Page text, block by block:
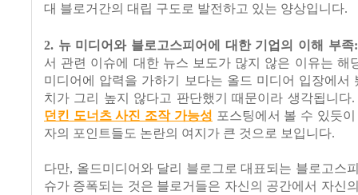
대 블로거간의 대립 구도로 발전하고 있는 양상입니다.
2. 뉴 미디어와 블로고스피어에 대한 기업의 이해 부족:
서 관련 이슈에 대한 뉴스 보도가 많지 않은 이유는 해
미디어에 압력을 가하기 보다는 올드 미디어 입장에서
치가 그리 높지 않다고 판단했기 때문이라 생각됩니다
던킨 도너츠 사진 조작 가능성 포스팅에서 볼 수 있듯
자의 포인트들도 논란의 여지가 큰 것으로 보입니다.
다만, 올드미디어와 달리 블로그로 대표되는 블로고스
슈가 증폭되는 것은 블로거들은 자신의 공간에서 자신